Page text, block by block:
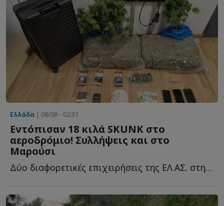
Ελλάδα | 08/08 - 02:31
Εντόπισαν 18 κιλά SKUNK στο
αεροδρόμιο! Συλλήψεις και στο
Μαρούσι
Δύο διαφορετικές επιχειρήσεις της ΕΛ.ΑΣ. στην Αττική ο...